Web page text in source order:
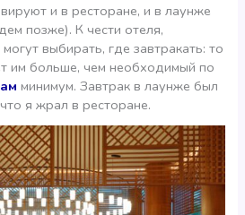
и в ресторане, и в лаунже
позже). К чести отеля,
могут выбирать, где завтракать: то
им больше, чем необходимый по
минимум. Завтрак в лаунже был
я жрал в ресторане.